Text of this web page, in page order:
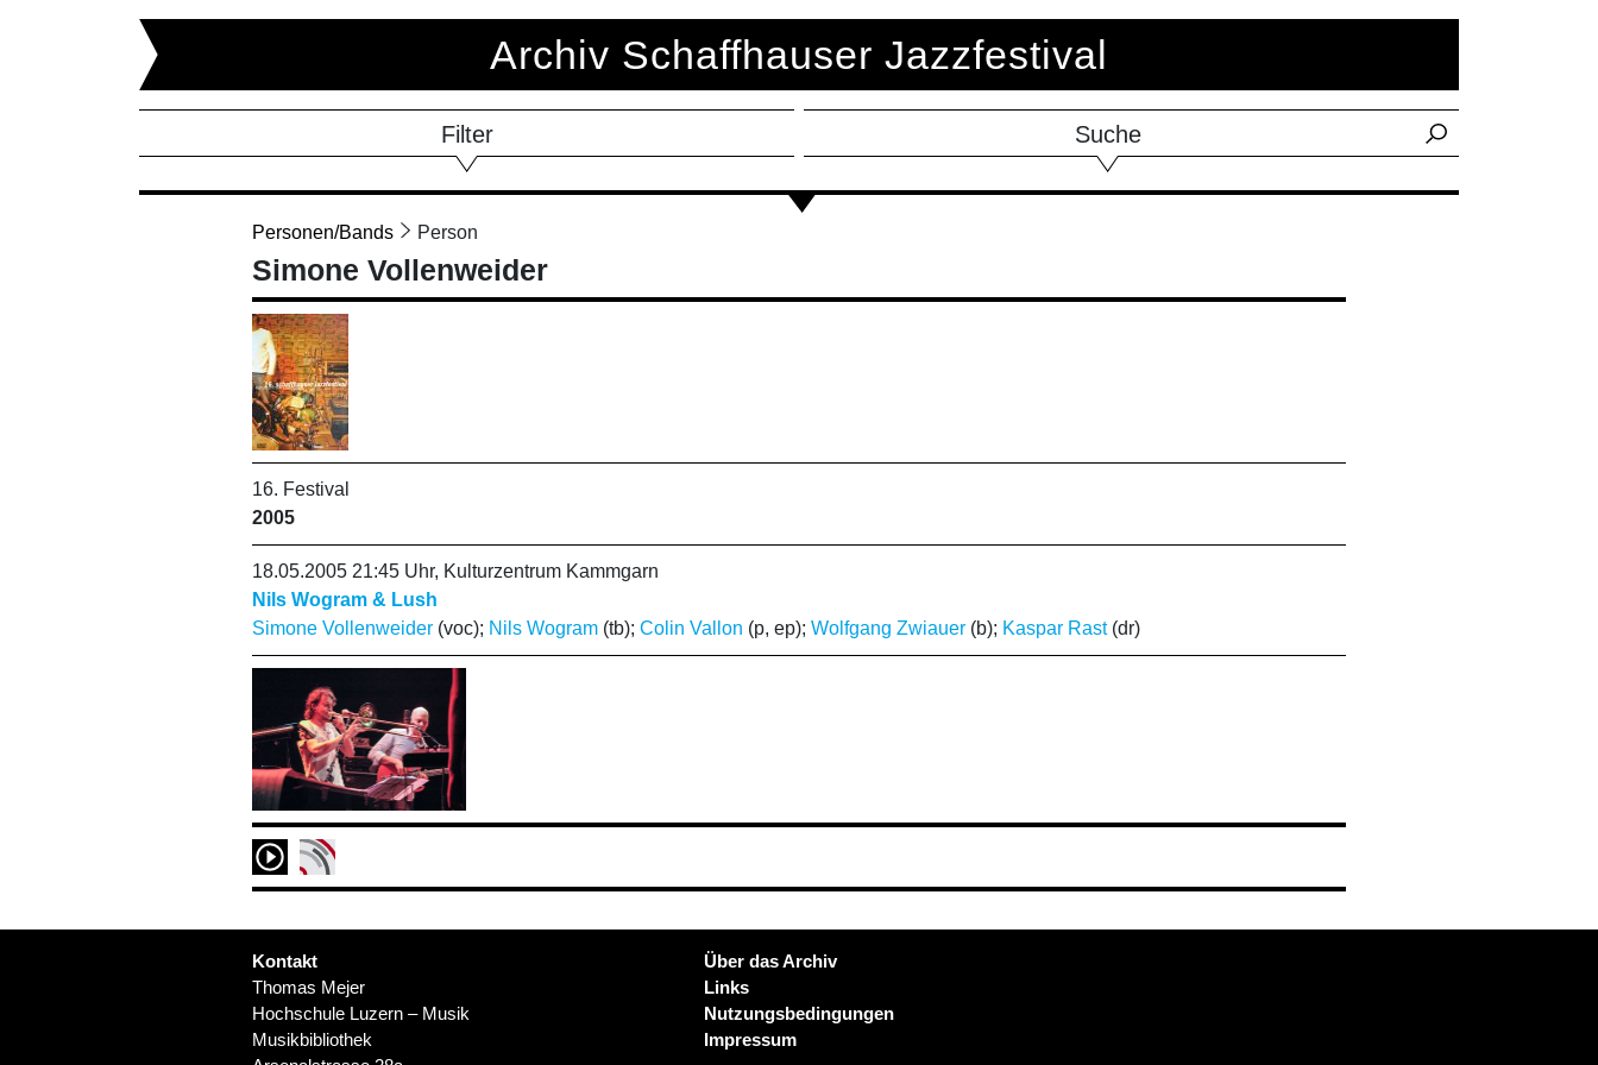
Archiv Schaffhauser Jazzfestival
Filter Suche
Personen/Bands Person
Simone Vollenweider
16. Festival
2005
18.05.2005 21:45 Uhr, Kulturzentrum Kammgarn
Nils Wogram & Lush
Simone Vollenweider(voc); Nils Wogram(tb); Colin Vallon (p, ep); Wolfgang Zwiauer(b); Kaspar Rast(dr)
Kontakt
Thomas Mejer
Hochschule Luzern – Musik
Musikbibliothek
Über das Archiv
Links
Nutzungsbedingungen
Impressum